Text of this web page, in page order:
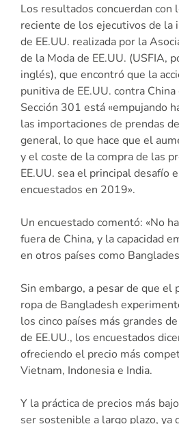
Los resultados concuerdan con
reciente de los ejecutivos de la
de EE.UU. realizada por la
de la Moda de EE.UU. (USFIA,
inglés), que encontró que la
punitiva de EE.UU. contra
Sección 301 está «empujando
las importaciones de prendas
general, lo que hace que el
y el coste de la compra de las
EE.UU. sea el principal desafío
encuestados en 2019».
Un encuestado comentó: «No
fuera de China, y la capacidad
en otros países como
Sin embargo, a pesar de que el
ropa de Bangladesh
los cinco países más grandes
de EE.UU., los encuestados
ofreciendo el precio más
Vietnam, Indonesia e India.
Y la práctica de precios más
ser sostenible a largo plazo, ya